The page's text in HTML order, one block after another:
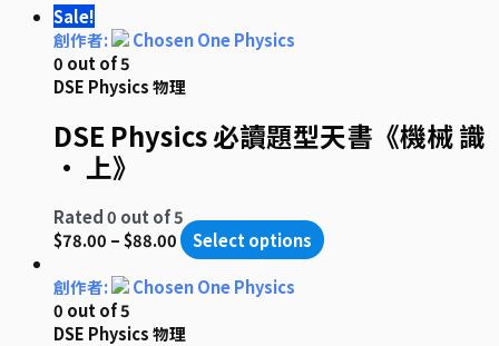
Sale!
創作者:
Chosen One Physics
0 out of 5
DSE Physics 物理
DSE Physics 必讀題型天書《機械 識
• 上》
Rated0 out of 5
$78.00 –$88.00
Select options
創作者:
Chosen One Physics
0 out of 5
DSE Physics 物理